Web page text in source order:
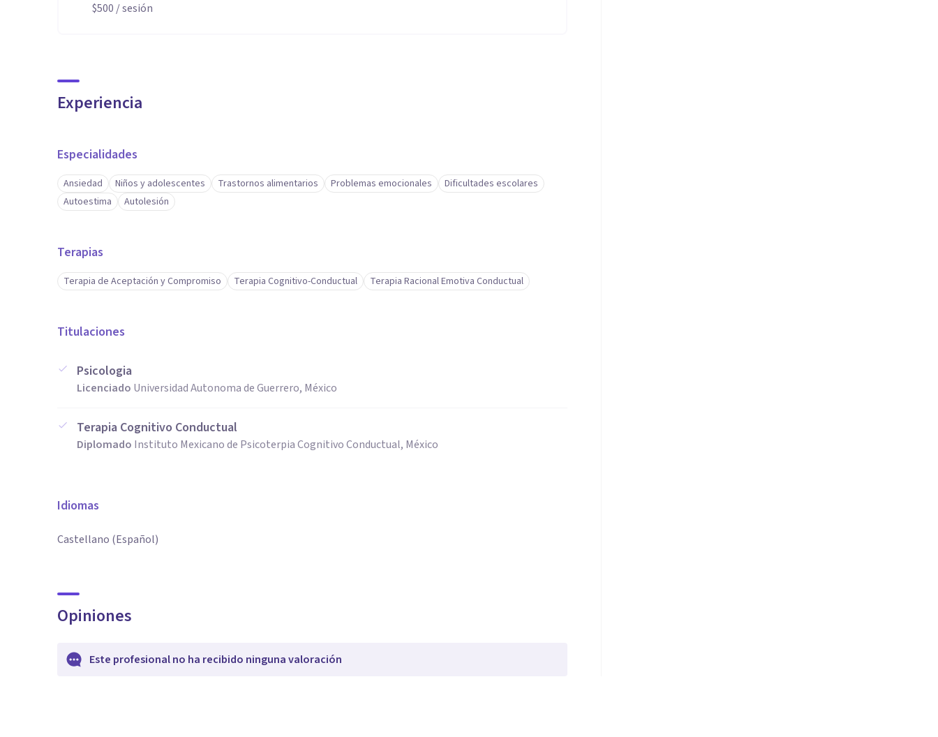
$500 / sesión
Experiencia
Especialidades
Ansiedad Niños y adolescentes Trastornos alimentarios Problemas emocionales
Dificultades escolares
Autoestima
Autolesión
Terapias
Terapia de Aceptación y Compromiso Terapia Cognitivo-Conductual Terapia Racional Emotiva Conductual
Titulaciones
Psicologia
Licenciado Universidad Autonoma de Guerrero, México
Terapia Cognitivo Conductual
Diplomado Instituto Mexicano de Psicoterpia Cognitivo Conductual, México
Idiomas
Castellano (Español)
Opiniones
Este profesional no ha recibido ninguna valoración